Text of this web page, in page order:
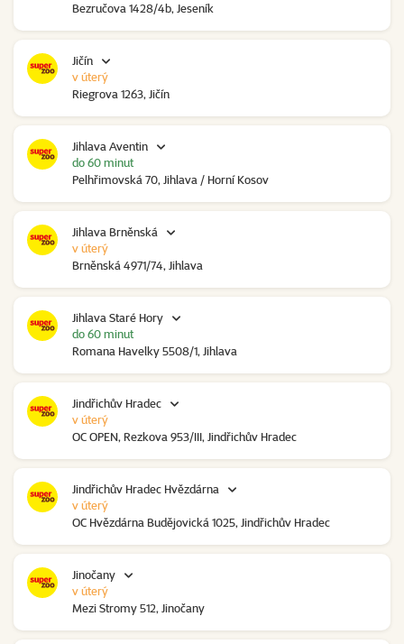
Bezručova 1428/4b, Jeseník
Jičín
Riegrova 1263, Jičín
v úterý
Jihlava Aventin
Pelhřimovská 70, Jihlava / Horní Kosov
do 60 minut
Jihlava Brněnská
Brněnská 4971/74, Jihlava
v úterý
Jihlava Staré Hory
Romana Havelky 5508/1, Jihlava
do 60 minut
Jindřichův Hradec
OC OPEN, Rezkova 953/III, Jindřichův Hradec
v úterý
Jindřichův Hradec Hvězdárna
OC Hvězdárna Budějovická 1025, Jindřichův Hradec
v úterý
Jinočany
Mezi Stromy 512, Jinočany
v úterý